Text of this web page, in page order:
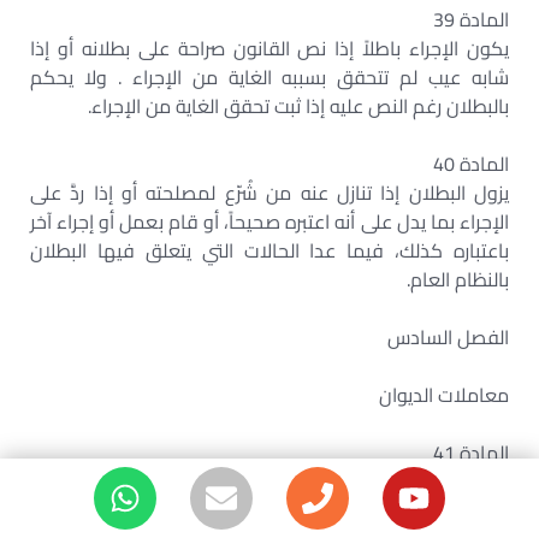
المادة 39
يكون الإجراء باطلاً إذا نص القانون صراحة على بطلانه أو إذا
شابه عيب لم تتحقق بسببه الغاية من الإجراء . ولا يحكم
بالبطلان رغم النص عليه إذا ثبت تحقق الغاية من الإجراء.
المادة 40
يزول البطلان إذا تنازل عنه من شُرّع لمصلحته أو إذا ردَّ على
الإجراء بما يدل على أنه اعتبره صحيحاً، أو قام بعمل أو إجراء آخر
باعتباره كذلك، فيما عدا الحالات التي يتعلق فيها البطلان
بالنظام العام.
الفصل السادس
معاملات الديوان
المادة 41
يساعد المحكمة في جلساتها في جميع إجراءات الإثبات وتحت
طائلة البطلان كاتب يتولى تحرير المحضر والتوقيع عليه.